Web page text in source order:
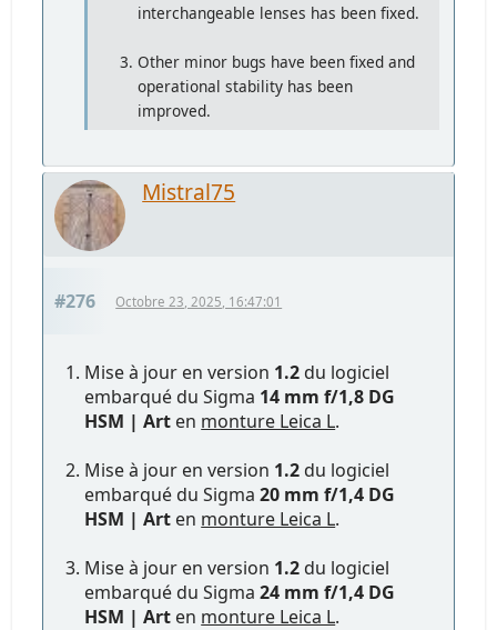
interchangeable lenses has been fixed.
Other minor bugs have been fixed and
operational stability has been
improved.
Mistral75
#276 Octobre 23, 2025, 16:47:01
Mise à jour en version 1.2 du logiciel
embarqué du Sigma 14 mm f/1,8 DG
HSM | Art en monture Leica L.
Mise à jour en version 1.2 du logiciel
embarqué du Sigma20 mm f/1,4 DG
HSM | Art en monture Leica L.
Mise à jour en version 1.2 du logiciel
embarqué du Sigma24 mm f/1,4 DG
HSM | Art en monture Leica L.